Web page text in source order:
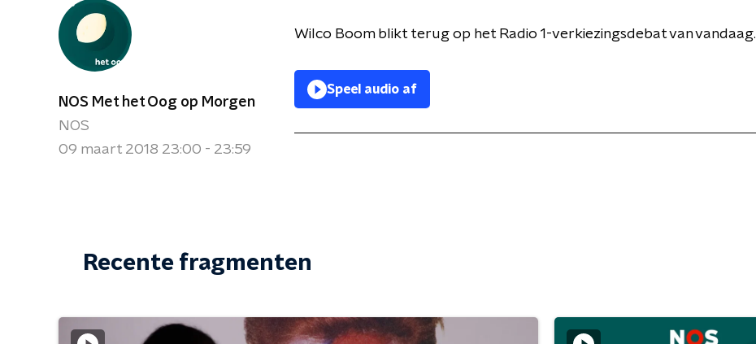
NOS Met het Oog op Morgen
NOS
09 maart 2018 23:00 - 23:59
Wilco Boom blikt terug op het Radio 1-verkiezingsdebat van vandaag.
Speel audio af
Recente fragmenten